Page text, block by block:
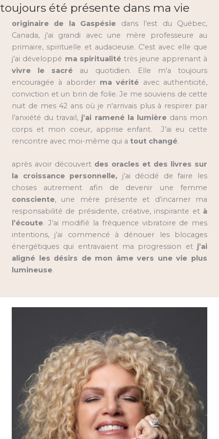
toujours été présente dans ma vie
originaire de la Gaspésie dans l’est du Québec,
Canada, j'ai grandi avec une mère professeure au
primaire, spirituelle et audacieuse. C'est avec elle que
j’ai développé ma spiritualitétrès jeune apprenant à
vivre le sacré au quotidien. Elle m'a toujours
encouragée à aborder ma vérité avec authenticité,
conviction et un brin de folie. Je me souviens de cette
nuit de mes 42 ans où je n'arrivais plus à respirer par
l’anxiété du travail, j’ai ramené la lumièredans mon
corps et mon coeur, apprise enfant. J’ai eu cette
rencontre avec moi-même qui a tout changé.
après avoir découvert des oracles et des livres sur
la croissance personnelle, j’ai décidé de faire les
choses autrement afin de devenir une femme
consciente, une mère présente et d’incarner ma
responsabilité de présidente, créative, inspirante et à
l’écoute. J’ai modifié la fréquence vibratoire de mes
intentions, j’ai commencé à dénouer les blocages
énergétiques qui entravaient ma progression et j’ai
aligné les désirs de mon âme vers une vie plus
lumineuse.